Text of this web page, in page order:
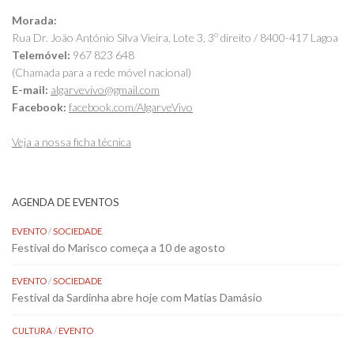
Morada:
Rua Dr. João António Silva Vieira, Lote 3, 3º direito / 8400-417 Lagoa
Telemóvel: 967 823 648
(Chamada para a rede móvel nacional)
E-mail: algarvevivo@gmail.com
Facebook: facebook.com/AlgarveVivo
Veja a nossa ficha técnica
AGENDA DE EVENTOS
EVENTO/SOCIEDADE
Festival do Marisco começa a 10 de agosto
EVENTO/SOCIEDADE
Festival da Sardinha abre hoje com Matias Damásio
CULTURA/EVENTO